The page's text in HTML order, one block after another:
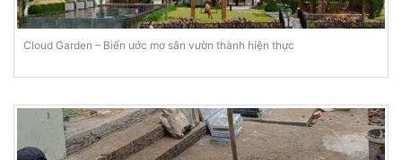
Cloud Garden – Biến ước mơ sân vườn thành hiện thực